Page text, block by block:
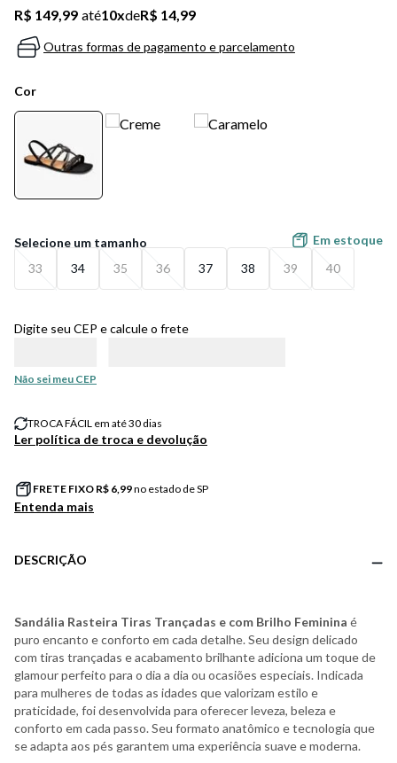
R$ 149,99 até10xdeR$ 14,99
Outras formas de pagamento e parcelamento
Cor
33 34 35 36 37 38 39 40
Em estoque
Digite seu CEP e calcule o frete
Não sei meu CEP
TROCA FÁCIL em até 30 dias
Ler política de troca e devolução
FRETE FIXO R$ 6,99no estado de SP
Entenda mais
DESCRIÇÃO
Sandália Rasteira Tiras Trançadas e com Brilho Feminina é
puro encanto e conforto em cada detalhe. Seu design delicado
com tiras trançadas e acabamento brilhante adiciona um toque de
glamour perfeito para o dia a dia ou ocasiões especiais. Indicada
para mulheres de todas as idades que valorizam estilo e
praticidade, foi desenvolvida para oferecer leveza, beleza e
conforto em cada passo. Seu formato anatômico e tecnologia que
se adapta aos pés garantem uma experiência suave e moderna.
6º sandalia
8º salto
º new balance